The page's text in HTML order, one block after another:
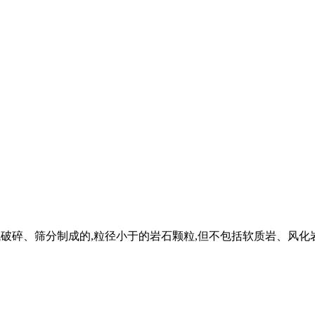
碎、筛分制成的,粒径小于的岩石颗粒,但不包括软质岩、风